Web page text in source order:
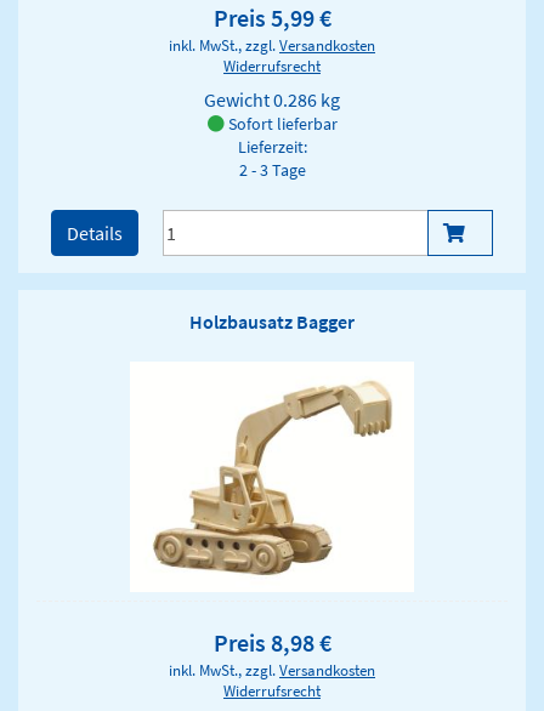
Preis 5,99 €
inkl. MwSt., zzgl.Versandkosten
Widerrufsrecht
Gewicht0.286 kg
Sofort lieferbar
Lieferzeit:
2 - 3 Tage
Details
Holzbausatz Bagger
Preis 8,98 €
inkl. MwSt., zzgl.Versandkosten
Widerrufsrecht